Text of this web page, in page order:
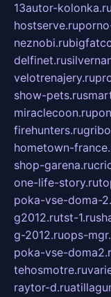
13autor-kolonka.ru
hostserve.ru
neznobi.ru
delfinet.ru
velotrenajery.ru
show-pets.ru
miraclecoon.ru
firehunters.ru
hometown-
shop-garena.ru
one-life-story.ru
poka-vse-doma-
g2012.rutst-1.ru
g-2012.ruops-
poka-vse-
tehosmotre.ru
raytor-d.ru